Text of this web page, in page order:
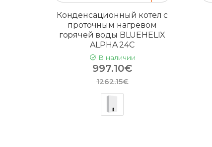
Конденсационный котел с
проточным нагревом
горячей воды BLUEHELIX
ALPHA 24C
В наличии
997.10€
1262.15€